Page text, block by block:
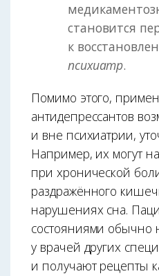
становится
к
психиатр.
Помимо этого,
антидепрессантов
и вне психиатрии,
Например, их могут
при хронической
раздражённого
нарушениях сна.
состояниями обычно
у врачей других
и получают рецепты